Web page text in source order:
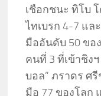
เชือกชนะ ทิโบ
ไทเบรก 4-7 แล
มืออันดับ 50 ขอ
คนที่ 3 ที่เข้าชิง
บอล” ภราดร ศ
มือ 77 ของโลก